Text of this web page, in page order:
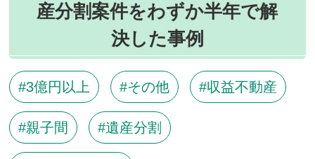
産分割案件をわずか半年で解
決した事例
3億円以上 その他 収益不動産
親子間 遺産分割